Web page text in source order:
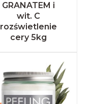
GRANATEM i
wit. C
rozświetlenie
cery 5kg